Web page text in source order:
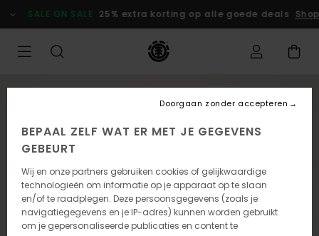
naar
Productinformatie
SALE ON SALE 25% extra korting op alle goede deals
BEPAAL ZELF WAT ER MET JE GEGEVENS
GEBEURT
Wij en onze partners gebruiken cookies of gelijkwaardige
technologieën om informatie op je apparaat op te slaan
en/of te raadplegen. Deze persoonsgegevens (zoals je
navigatiegegevens en je IP-adres) kunnen worden gebruikt
om je gepersonaliseerde publicaties en content te
Doorgaan zonder accepteren